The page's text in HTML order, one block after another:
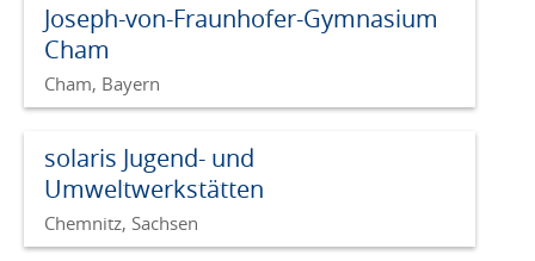
Joseph-von-Fraunhofer-Gymnasium
Cham
Cham, Bayern
solaris Jugend- und
Umweltwerkstätten
Chemnitz, Sachsen